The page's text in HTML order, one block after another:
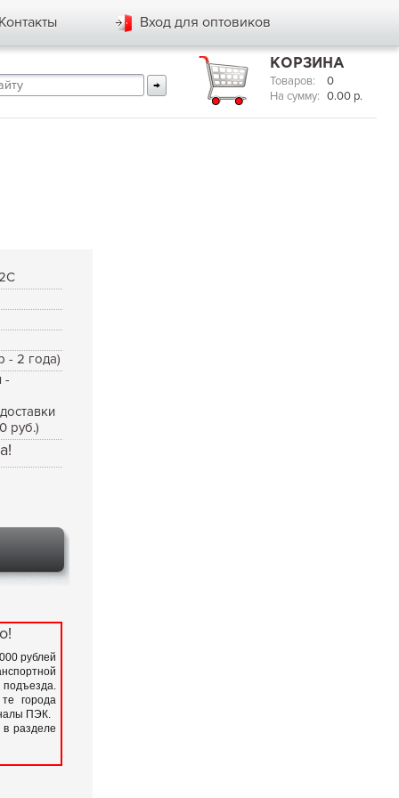
Вход для оптовиков
КОРЗИНА
Товаров:
0
На сумму: 0.00 р.
- 2 года)
-
руб.)
рублей
города
ПЭК.
разделе